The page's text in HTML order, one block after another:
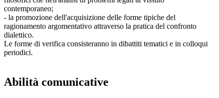
contemporaneo;
- la promozione dell'acquisizione delle forme tipiche del
ragionamento argomentativo attraverso la pratica del confronto
dialettico.
Le forme di verifica consisteranno in dibattiti tematici e in colloqui
periodici.
Abilità comunicative